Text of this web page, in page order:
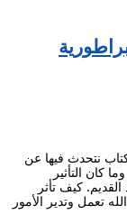
نتحدث فيها عن
كان التأثير
كيف تأثر
تعمل وتدير الأمور